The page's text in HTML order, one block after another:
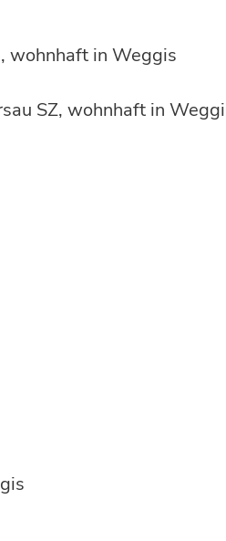
wohnhaft in Weggis
SZ, wohnhaft in